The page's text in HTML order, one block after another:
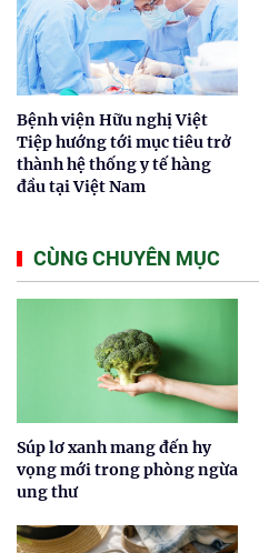
Bệnh viện Hữu nghị Việt
Tiệp hướng tới mục tiêu trở
thành hệ thống y tế hàng
đầu tại Việt Nam
CÙNG CHUYÊN MỤC
Súp lơ xanh mang đến hy
vọng mới trong phòng ngừa
ung thư